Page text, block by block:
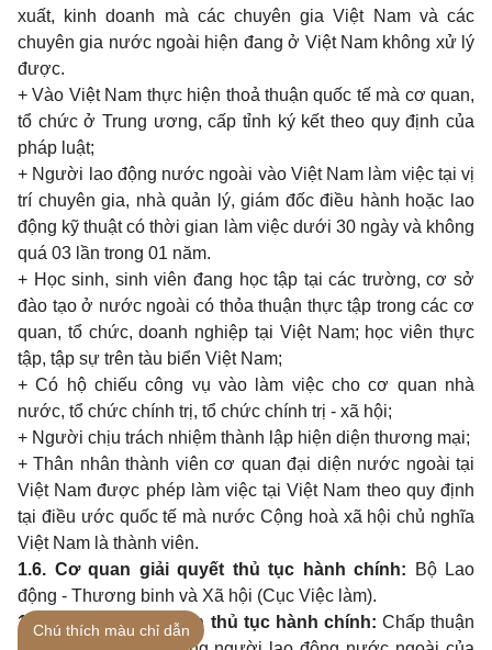
xuất,
kinh doanh mà các chuyêngiaViệt Nam và các
chuyêngia nước ngoài hiện đang ở Việt Nam không xử lý
được.
+Vào Việt Nam thực hiện thoả thuận quốc tế mà cơquan,
tổ chức ở Trung ương, cấp tỉnh ký kếttheo quyđịnh của
pháp luật;
+ Người lao động nước ngoài vào Việt Nam làm việc tại vị
trí chuyêngia, nhà quản lý, giám đốc điều hành hoặc lao
động kỹ thuật có thờigian làm việc dưới 30 ngày và không
quá 03 lần trong 01 năm.
+ Họcsinh, sinhviên đang học tập tại các trường, cơ sở
đào tạo ở nước ngoài có thỏa thuận thực tập trongcác cơ
quan, tổ chức,doanh nghiệp tại Việt Nam; học viên thực
tập, tập sự trên tàu biển Việt Nam;
+Có hộ chiếu công vụ vào làm việcchocơ quan nhà
nước, tổ chức chính trị, tổ chức chính trị - xã hội;
+ Người chịu trách nhiệm thành lập hiện diện thương mại;
+Thân nhân thành viên cơ quanđại diện nước ngoài tại
Việt Namđược phép làm việc tại Việt Nam theo quyđịnh
tại điều ước quốc tế mà nước Cộng hoà xã hội chủ nghĩa
Việt Nam là thành viên.
1.6. Cơ quan giải quyết thủ tục hành chính: Bộ Lao
động - Thương binh và Xã hội (Cục Việc làm).
1.7. Kết quả thực hiện thủ tục hành chính: Chấp thuận
Chú thích màu chỉ dẫn